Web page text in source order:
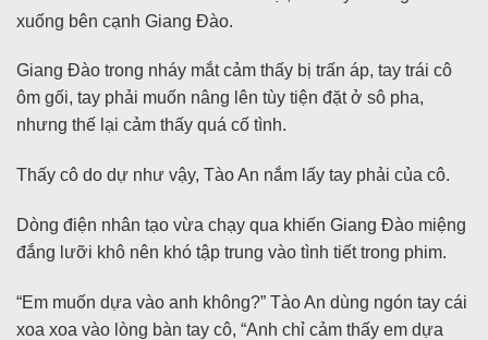
xuống bên cạnh Giang Đào.
Giang Đào trong nháy mắt cảm thấy bị trấn áp, tay trái cô
ôm gối, tay phải muốn nâng lên tùy tiện đặt ở sô pha,
nhưng thế lại cảm thấy quá cố tình.
Thấy cô do dự như vậy, Tào An nắm lấy tay phải của cô.
Dòng điện nhân tạo vừa chạy qua khiến Giang Đào miệng
đắng lưỡi khô nên khó tập trung vào tình tiết trong phim.
“Em muốn dựa vào anh không?” Tào An dùng ngón tay cái
xoa xoa vào lòng bàn tay cô, “Anh chỉ cảm thấy em dựa